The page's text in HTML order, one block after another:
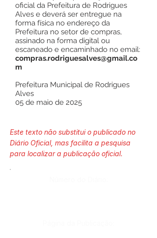
oficial da Prefeitura de Rodrigues
Alves e deverá ser entregue na
forma física no endereço da
Prefeitura no setor de compras,
assinado na forma digital ou
escaneado e encaminhado no email:
compras.rodriguesalves@gmail.co
m
Prefeitura Municipal de Rodrigues
Alves
05 de maio de 2025
Este texto não substitui o publicado no
Diário Oficial, mas facilita a pesquisa
para localizar a publicação oficial.